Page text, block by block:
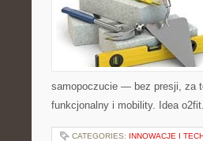
samopoczucie — bez presji, za
funkcjonalny i mobility. Idea
CATEGORIES: INNOWACJE I